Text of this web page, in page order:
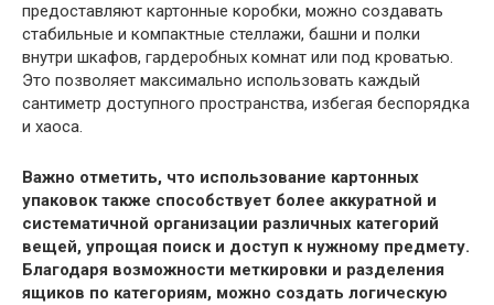
предоставляют картонные коробки, можно создавать
стабильные и компактные стеллажи, башни и полки
внутри шкафов, гардеробных комнат или под кроватью.
Это позволяет максимально использовать каждый
сантиметр доступного пространства, избегая беспорядка
и хаоса.
Важно отметить, что использование картонных
упаковок также способствует более аккуратной и
систематичной организации различных категорий
вещей, упрощая поиск и доступ к нужному предмету.
Благодаря возможности меткировки и разделения
ящиков по категориям, можно создать логическую